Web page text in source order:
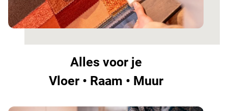
Alles voor je
Vloer • Raam • Muur